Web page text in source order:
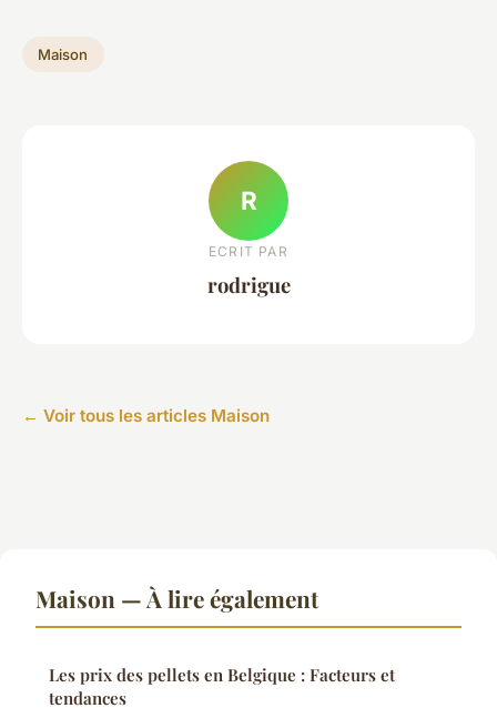
Maison
R
ECRIT PAR
rodrigue
← Voir tous les articles Maison
Maison — À lire également
Les prix des pellets en Belgique : Facteurs et
tendances